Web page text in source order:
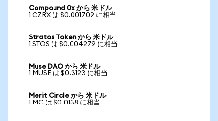
Compound 0x から 米ドル
1 CZRX は $0.001709 に相当
Stratos Token から 米ドル
1 STOS は $0.004279 に相当
Muse DAO から 米ドル
1 MUSE は $0.3123 に相当
Merit Circle から 米ドル
1 MC は $0.0138 に相当